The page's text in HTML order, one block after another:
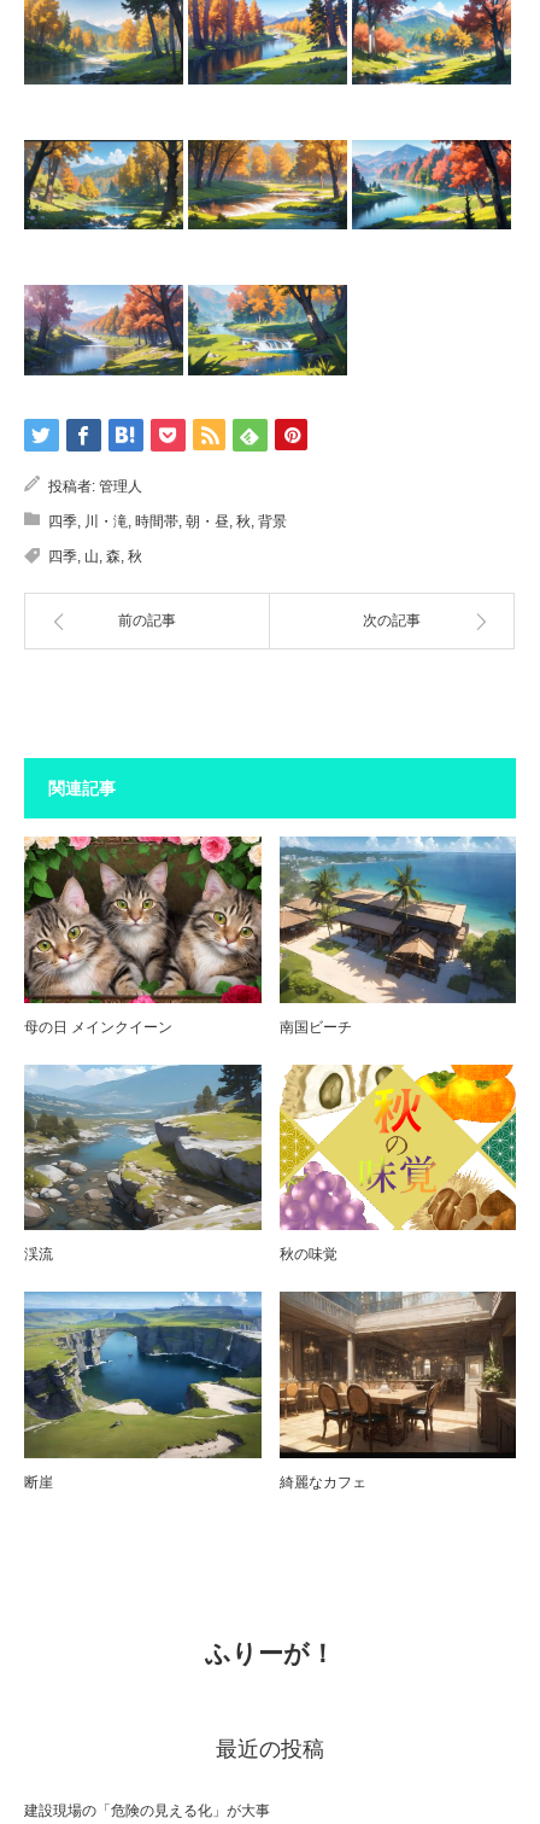
投稿者: 管理人
四季 川・滝 時間帯 朝・昼 秋 背景
四季 山 森 秋
前の記事 次の記事
関連記事
母の日 メインクイーン 南国ビーチ
渓流 秋の味覚
断崖 綺麗なカフェ
ふりーが！
最近の投稿
建設現場の「危険の見える化」が大事